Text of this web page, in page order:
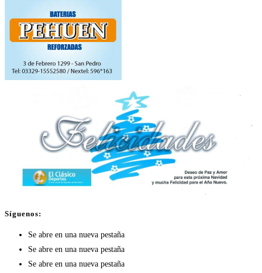
Síguenos:
Se abre en una nueva pestaña
Se abre en una nueva pestaña
Se abre en una nueva pestaña